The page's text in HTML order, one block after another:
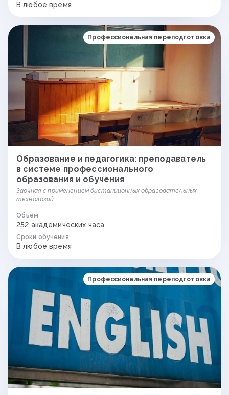
В любое время
Профессиональная переподготовка
Образование и педагогика: преподаватель
в системе профессионального
образования и обучения
Заочная с применением дистанционных образовательных
технологий
Объём
252 академических часа
Сроки обучения
В любое время
Профессиональная переподготовка